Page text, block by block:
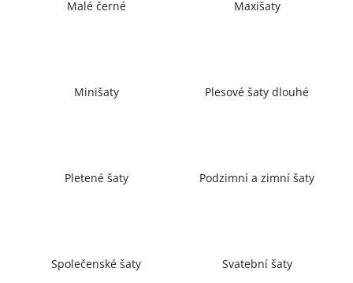
Malé černé Maxišaty
Minišaty Plesové šaty dlouhé
Pletené šaty Podzimní a zimní šaty
Společenské šaty Svatební šaty